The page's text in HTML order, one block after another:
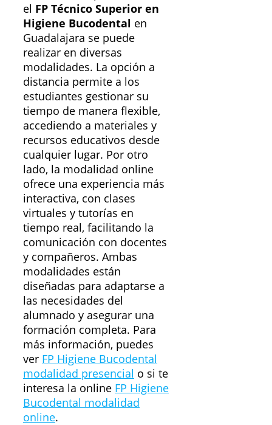
el FP Técnico Superior en
Higiene Bucodental en
Guadalajara se puede
realizar en diversas
modalidades. La opción a
distancia permite a los
estudiantes gestionar su
tiempo de manera flexible,
accediendo a materiales y
recursos educativos desde
cualquier lugar. Por otro
lado, la modalidad online
ofrece una experiencia más
interactiva, con clases
virtuales y tutorías en
tiempo real, facilitando la
comunicación con docentes
y compañeros. Ambas
modalidades están
diseñadas para adaptarse a
las necesidades del
alumnado y asegurar una
formación completa. Para
más información, puedes
ver FP Higiene Bucodental
modalidad presencial o si te
interesa la online FP Higiene
Bucodental modalidad
online.